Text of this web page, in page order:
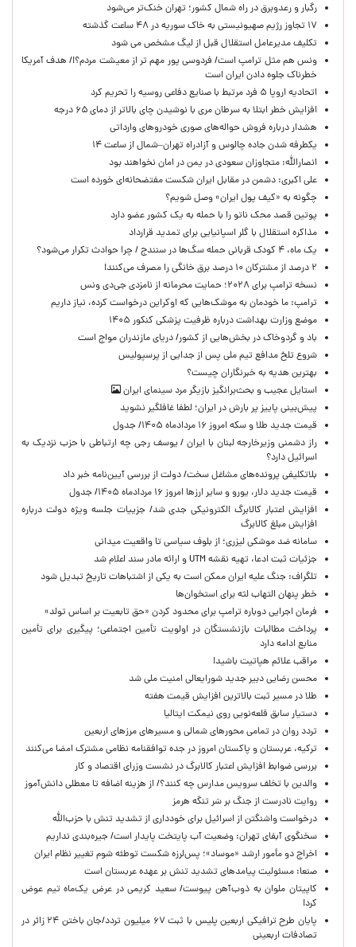
رگبار و رعدوبرق در راه شمال کشور؛ تهران خنک‌تر می‌شود
۱۷ تجاوز رژیم صهیونیستی به خاک سوریه در ۴۸ ساعت گذشته
تکلیف مدیرعامل استقلال قبل از لیگ مشخص می شود
ونس هم مثل ترامپ است/ فردوسی پور مهم تر از معیشت مردم؟!/ هدف آمریکا
خطرناک جلوه دادن ایران است
اتحادیه اروپا ۵ فرد مرتبط با صنایع دفاعی روسیه را تحریم کرد
افزایش خطر ابتلا به سرطان مری با نوشیدن چای بالاتر از دمای ۶۵ درجه
هشدار درباره فروش حواله‌های صوری خودروهای وارداتی
یکطرفه شدن جاده چالوس و آزادراه تهران–شمال از ساعت ۱۴
انصارالله: متجاوزان سعودی در یمن در امان نخواهند بود
علی اکبری: دشمن در مقابل ایران شکست مفتضحانه‌ای خورده است
چگونه به «کیف پول ایران» وصل شویم؟
پوتین قصد محک ناتو را با حمله به یک کشور عضو دارد
مذاکره استقلال با گلر اسپانیایی برای تمدید قرارداد
یک ماه، ۴ کودک قربانی حمله سگ‌ها در سنندج / چرا حوادث تکرار می‌شود؟
۲ درصد از مشترکان ۱۰ درصد برق خانگی را مصرف می‌کنند!
نسخه ترامپ برای ۲۰۲۸؛ حمایت محرمانه از نامزدی جی‌دی ونس
ترامپ: ما خودمان به موشک‌هایی که اوکراین درخواست کرده، نیاز داریم
موضع وزارت بهداشت درباره ظرفیت پزشکی کنکور ۱۴۰۵
باد و گردوخاک در بخش‌هایی از کشور/ دریای مازندران مواج است
شروع تلخ مدافع تیم ملی پس از جدایی از پرسپولیس
بهترین هدیه به خبرنگاران چیست؟
استایل عجیب و بحث‌برانگیز بازیگر مرد سینمای ایران
پیش‌بینی پاییز پر بارش در ایران؛ لطفا غافلگیر نشوید
قیمت جدید طلا و سکه امروز ۱۶ مردادماه ۱۴۰۵/ جدول
راز دشمنی وزیرخارجه لبنان با ایران / یوسف رجی چه ارتباطی با حزب نزدیک به
اسرائیل دارد؟
بلاتکلیفی پرونده‌های مشاغل سخت/ دولت از بررسی آیین‌نامه خبر داد
قیمت جدید دلار، یورو و سایر ارزها امروز ۱۶ مردادماه ۱۴۰۵/ جدول
افزایش اعتبار کالابرگ الکترونیکی جدی شد/ جزییات جلسه ویژه دولت درباره
افزایش مبلغ کالابرگ
سامانه ضد موشکی لیزری؛ از بلوف سیاسی تا واقعیت میدانی
جزئیات ثبت ادعا، تهیه نقشه UTM و ارائه مادر سند اعلام شد
تلگراف: جنگ علیه ایران ممکن است به یکی از اشتباهات تاریخ تبدیل شود
خطر پنهان التهاب لثه برای استخوان‌ها
فرمان اجرایی دوباره ترامپ برای محدود کردن «حق تابعیت بر اساس تولد»
پرداخت مطالبات بازنشستگان در اولویت تأمین اجتماعی؛ پیگیری برای تأمین
منابع ادامه دارد
مراقب علائم هپاتیت باشید!
محسن رضایی دبیر جدید شورایعالی امنیت ملی شد
طلا در مسیر ثبت بالاترین افزایش قیمت هفته
دستیار سابق قلعه‌نویی روی نیمکت ایتالیا
تردد روان در تمامی محورهای شمالی و مسیرهای مرزهای اربعین
ترکیه، عربستان و پاکستان امروز در جده توافقنامه نظامی مشترک امضا می‌کنند
بررسی ضوابط افزایش اعتبار کالابرگ در نشست وزرای اقتصاد و کار
والدین با تخلف سرویس مدارس چه کنند؟/ از هزینه اضافه تا معطلی دانش‌آموز
روایت نادرست از جنگ بر سَر تنگه هرمز
درخواست واشنگتن از اسرائیل برای خودداری از تشدید تنش با حزب‌الله
سخنگوی آبفای تهران: وضعیت آب پایتخت پایدار است/ جیره‌بندی نداریم
اخراج دو مأمور ارشد «موساد»؛ پس‌لرزه شکست توطئه شوم تغییر نظام ایران
صنعا: مسئولیت پیامدهای تشدید تنش بر عهده عربستان است
کاپیتان ملوان به ذوب‌آهن پیوست/ سعید کریمی در عرض یک‌ماه تیم عوض
کرد!
پایان طرح ترافیکی اربعین پلیس با ثبت ۶۷ میلیون تردد/جان باختن ۲۴ زائر در
تصادفات اربعینی